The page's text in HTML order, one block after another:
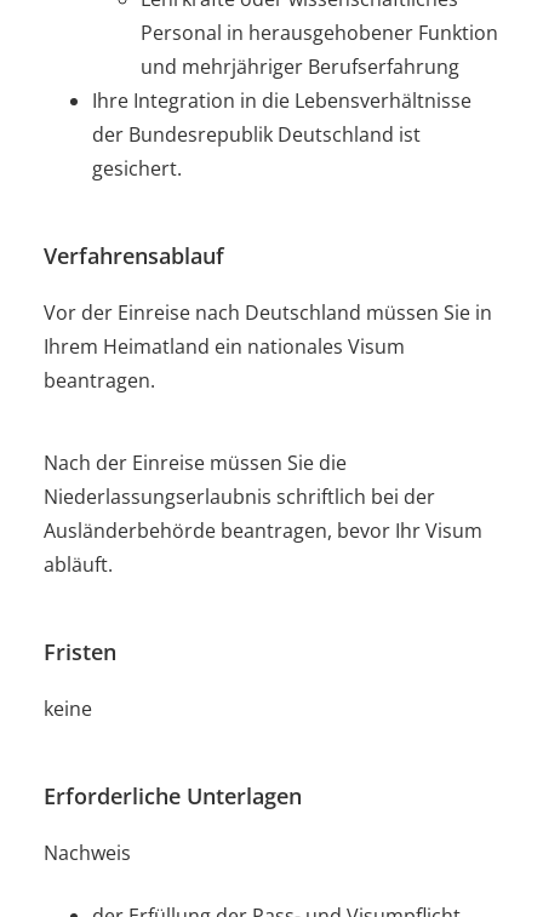
Personal in herausgehobener Funktion
und mehrjähriger Berufserfahrung
Ihre Integration in die Lebensverhältnisse
der Bundesrepublik Deutschland ist
gesichert.
Verfahrensablauf
Vor der Einreise nach Deutschland müssen Sie in
Ihrem Heimatland ein nationales Visum
beantragen.
Nach der Einreise müssen Sie die
Niederlassungserlaubnis schriftlich bei der
Ausländerbehörde beantragen, bevor Ihr Visum
abläuft.
Fristen
keine
Erforderliche Unterlagen
Nachweis